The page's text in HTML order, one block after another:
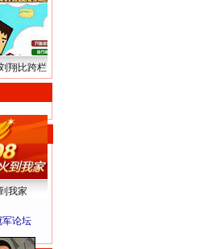
翔比跨栏
我家
军论坛